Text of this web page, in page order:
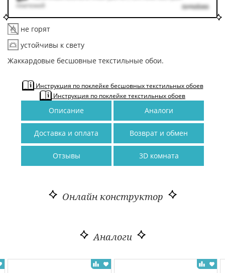
платежей
подробнее
не горят
устойчивы к свету
Жаккардовые бесшовные текстильные обои.
Инструкция по поклейке бесшовных текстильных обоев
Инструкция по поклейке текстильных обоев
Описание Аналоги
Доставка и оплата Возврат и обмен
Отзывы 3D комната
Онлайн конструктор
Аналоги